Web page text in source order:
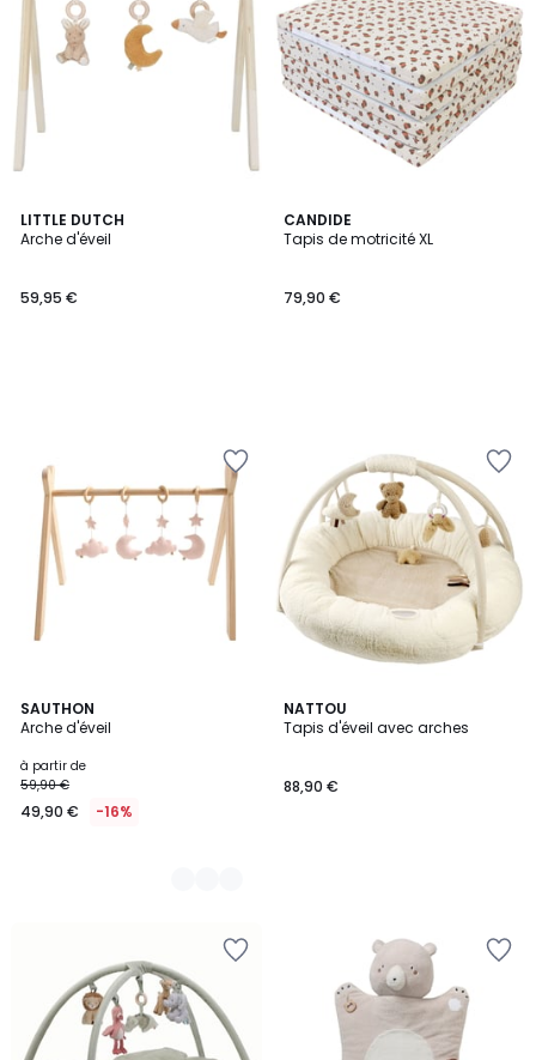
LITTLE DUTCH
Arche d'éveil
59,95 €
CANDIDE
Tapis de motricité XL
79,90 €
SAUTHON
Arche d'éveil
à partir de
59,90 €
49,90 € -16%
3
Couleurs
NATTOU
Tapis d'éveil avec arches
88,90 €